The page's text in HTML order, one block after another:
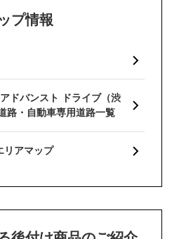
プ情報
ドバンスト ドライブ（渋
路・自動車専用道路一覧
アマップ